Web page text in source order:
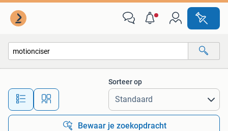
Alle afstanden…
Sorteer op
Bewaar je zoekopdracht